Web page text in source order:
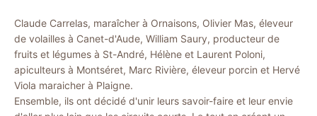
Claude Carrelas, maraîcher à Ornaisons, Olivier Mas, éleveur
de volailles à Canet-d'Aude, William Saury, producteur de
fruits et légumes à St-André, Hélène et Laurent Poloni,
apiculteurs à Montséret, Marc Rivière, éleveur porcin et Hervé
Viola maraicher à Plaigne.
Ensemble, ils ont décidé d'unir leurs savoir-faire et leur envie